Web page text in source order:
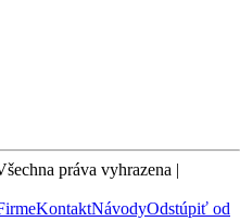
práva vyhrazena |
KontaktNávodyOdstúpiť od